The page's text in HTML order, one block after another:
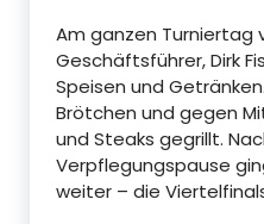
Am ganzen Turniertag
Geschäftsführer, Dirk
Speisen und
Brötchen und gegen
und Steaks gegrillt.
Verpflegungspause
weiter – die